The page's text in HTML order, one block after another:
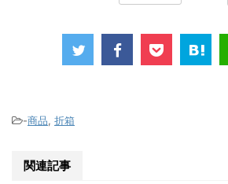
-商品, 折箱
関連記事